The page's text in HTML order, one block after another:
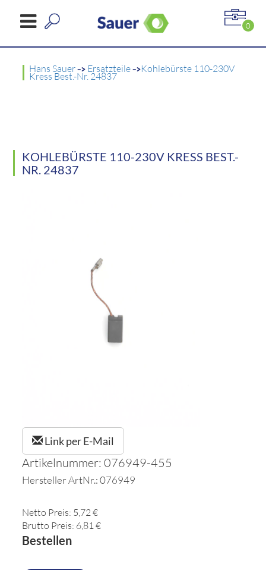
0
Hans Sauer-> Ersatzteile->Kohlebürste 110-230V
Kress Best.-Nr. 24837
KOHLEBÜRSTE 110-230V KRESS BEST.-
NR. 24837
Link per E-Mail
Artikelnummer: 076949-455
Hersteller ArtNr.: 076949
Netto Preis: 5,72 €
Brutto Preis: 6,81 €
Bestellen